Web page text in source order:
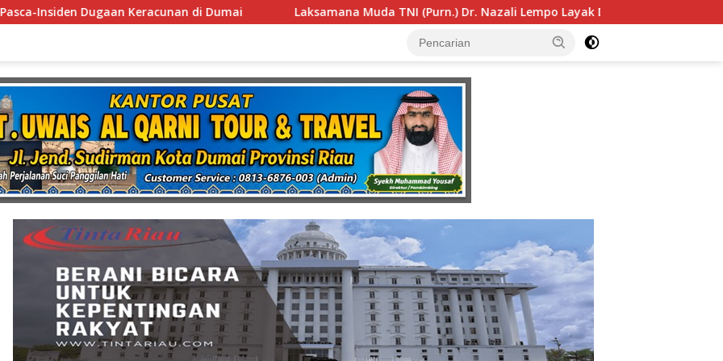
Dumai Laksamana Muda TNI (Purn.) Dr. Nazali Lempo Layak Dipertimbangkan sebagai Jaksa Agung: Tegas,